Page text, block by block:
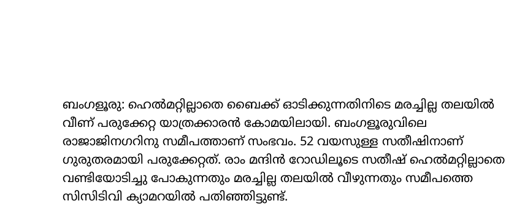
ബംഗളൂരു: ഹെൽമറ്റില്ലാതെ ബൈക്ക് ഓടിക്കുന്നതിനിടെ മരച്ചില്ല തലയിൽ
വീണ് പരുക്കേറ്റ യാത്രക്കാരൻ കോമയിലായി. ബംഗളൂരുവിലെ
രാജാജിനഗറിനു സമീപത്താണ് സംഭവം. 52 വയസുള്ള സതീഷിനാണ്
ഗുരുതരമായി പരുക്കേറ്റത്. രാം മന്ദിൻ റോഡിലൂടെ സതീഷ് ഹെൽമറ്റില്ലാതെ
വണ്ടിയോടിച്ചു പോകുന്നതും മരച്ചില്ല തലയിൽ വീഴുന്നതും സമീപത്തെ
സിസിടിവി ക്യാമറയിൽ പതിഞ്ഞിട്ടുണ്ട്.